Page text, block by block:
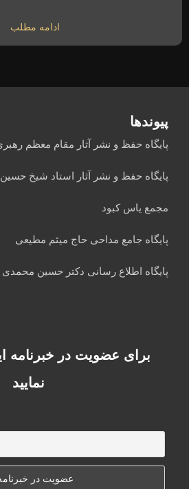
ادامه مطلب
پیوندها
پایگاه حفظ و نشر آثار مقام معظم
پایگاه حفظ و نشر آثار استاد شیخ حسین
مجمع یاس کبود
پایگاه جامع مداحی حاج میثم مطیعی
پایگاه اطلاع رسانی دکتر حسین محمدی
برای عضویت در خبرنامه
نمایید